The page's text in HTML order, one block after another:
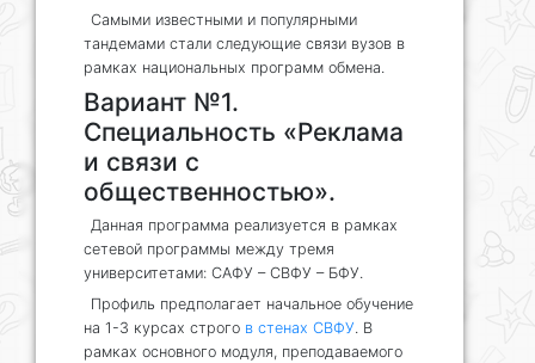
Самыми известными и популярными
тандемами стали следующие связи вузов в
рамках национальных программ обмена.
Вариант №1.
Специальность «Реклама
и связи с
общественностью».
Данная программа реализуется в рамках
сетевой программы между тремя
университетами: САФУ – СВФУ – БФУ.
Профиль предполагает начальное обучение
на 1-3 курсах строго в стенах СВФУ. В
рамках основного модуля, преподаваемого